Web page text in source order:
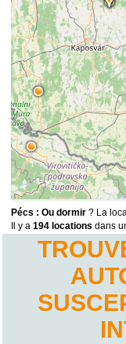
Pécs : Ou dormir ? La
Il y a194 locations dans